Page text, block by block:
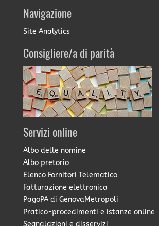
Navigazione
Site Analytics
Consigliere/a di parità
Servizi online
Albo delle nomine
Albo pretorio
Elenco Fornitori Telematico
Fatturazione elettronica
PagoPA di GenovaMetropoli
Pratico-procedimenti e istanze online